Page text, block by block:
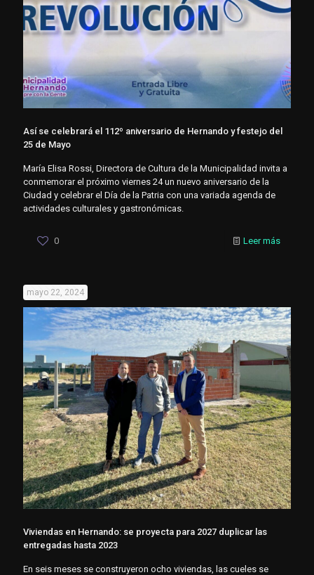
Así se celebrará el 112º aniversario de Hernando y festejo del
25 de Mayo
María Elisa Rossi, Directora de Cultura de la Municipalidad invita a
conmemorar el próximo viernes 24 un nuevo aniversario de la
Ciudad y celebrar el Día de la Patria con una variada agenda de
actividades culturales y gastronómicas.
0 Leer más
mayo 22, 2024
Viviendas en Hernando: se proyecta para 2027 duplicar las
entregadas hasta 2023
En seis meses se construyeron ocho viviendas, las cueles se